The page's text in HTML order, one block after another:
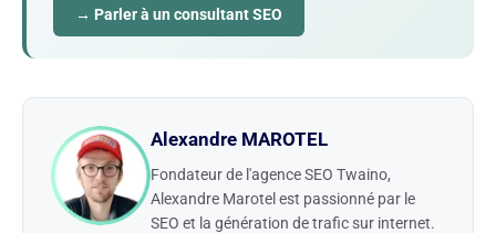
→ Parler à un consultant SEO
Alexandre MAROTEL
Fondateur de l'agence SEO Twaino,
Alexandre Marotel est passionné par le
SEO et la génération de trafic sur internet.